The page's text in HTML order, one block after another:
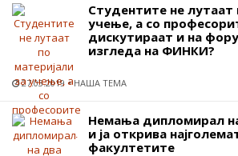
Студентите не лутаат
учење, а со
дискутираат и на
изгледа на ФИНКИ?
27.03.2019 НАША ТЕМА
Немања дипломирал
и ја открива
факултетите